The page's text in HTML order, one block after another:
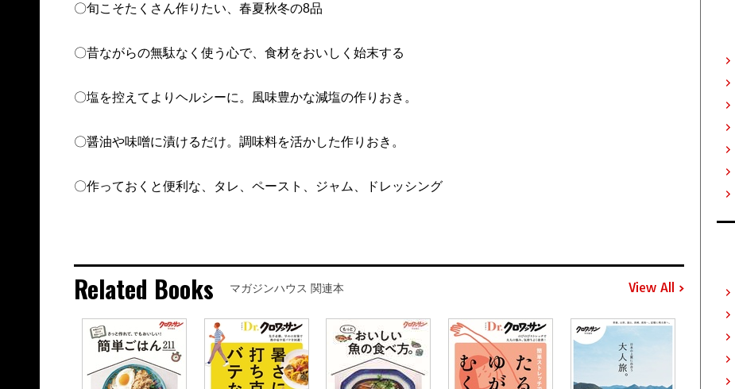
〇旬こそたくさん作りたい、春夏秋冬の8品
〇昔ながらの無駄なく使う心で、食材をおいしく始末する
〇塩を控えてよりヘルシーに。風味豊かな減塩の作りおき。
〇醤油や味噌に漬けるだけ。調味料を活かした作りおき。
〇作っておくと便利な、タレ、ペースト、ジャム、ドレッシング
Related Books マガジンハウス 関連本 View All